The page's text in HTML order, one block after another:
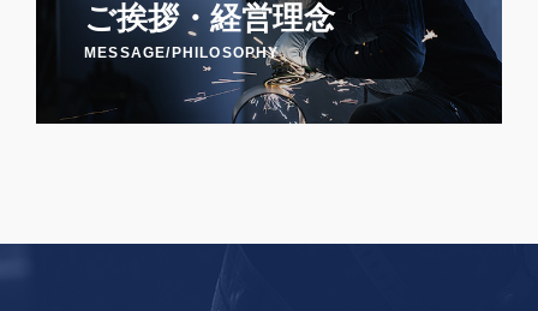
ご挨拶・経営理念
MESSAGE/PHILOSOPHY